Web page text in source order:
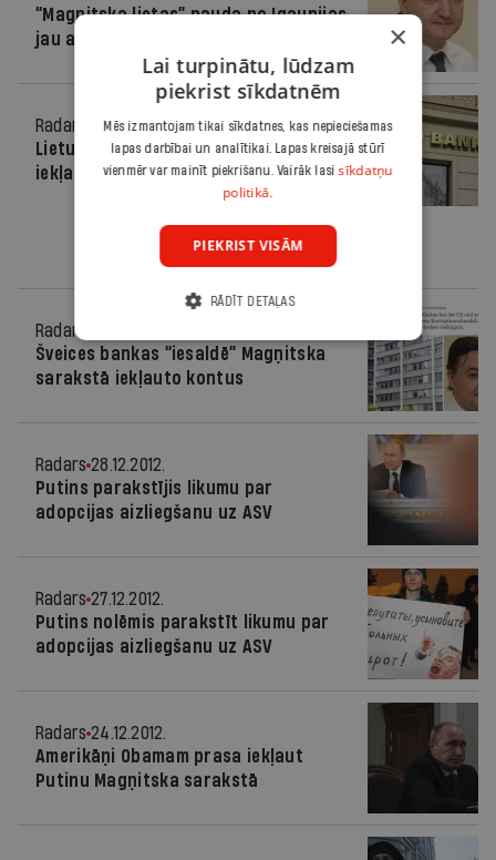
“Magņitska lietas” nauda no Igaunijas
jau aizplūdusi
Radars
22.01.2013.
Lietuvā iesaldē “Magņitska sarakstā”
iekļauto kontus
Radars
Šveices bankas “iesaldē” Magņitska
sarakstā iekļauto kontus
Radars 28.12.2012.
Putins parakstījis likumu par
adopcijas aizliegšanu uz ASV
Radars 27.12.2012.
Putins nolēmis parakstīt likumu par
adopcijas aizliegšanu uz ASV
Radars 24.12.2012.
Amerikāņi Obamam prasa iekļaut
Putinu Magņitska sarakstā
×
Lai turpinātu, lūdzam
piekrist sīkdatnēm
Mēs izmantojam tikai sīkdatnes, kas nepieciešamas
lapas darbībai un analītikai. Lapas kreisajā stūrī
vienmēr var mainīt piekrišanu. Vairāk lasisīkdatņu
politikā.
PIEKRIST VISĀM
RĀDĪT DETAĻAS